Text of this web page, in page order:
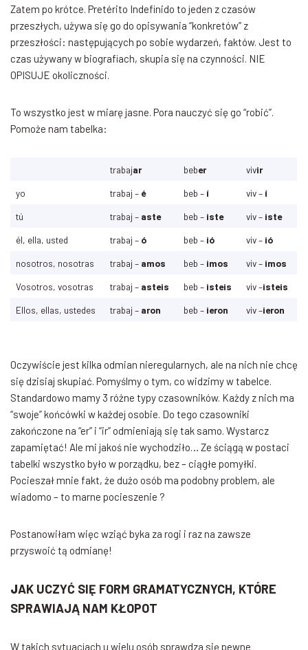
Zatem po krótce. Pretérito Indefinido to jeden z czasów
przeszłych, używa się go do opisywania “konkretów” z
przeszłości: następujących po sobie wydarzeń, faktów. Jest to
czas używany w biografiach, skupia się na czynności. NIE
OPISUJE okoliczności.
To wszystko jest w miarę jasne. Pora nauczyć się go “robić”.
Pomoże nam tabelka:
trabajar beber vivir
yo
trabaj – é beb – í viv – í
tú
trabaj – aste beb – iste viv – iste
él, ella, usted
trabaj – ó beb – ió viv – ió
nosotros, nosotras
trabaj – amos beb – imos viv – imos
Vosotros, vosotras
trabaj – asteis beb – isteis viv –isteis
Ellos, ellas, ustedes
trabaj –aron beb –ieron viv –ieron
Oczywiście jest kilka odmian nieregularnych, ale na nich nie chcę
się dzisiaj skupiać. Pomyślmy o tym, co widzimy w tabelce.
Standardowo mamy 3 różne typy czasowników. Każdy z nich ma
“swoje” końcówki w każdej osobie. Do tego czasowniki
zakończone na “er” i “ir” odmieniają się tak samo. Wystarcz
zapamiętać! Ale mi jakoś nie wychodziło… Ze ściągą w postaci
tabelki wszystko było w porządku, bez – ciągłe pomyłki.
Pocieszał mnie fakt, że dużo osób ma podobny problem, ale
wiadomo – to marne pocieszenie ?
Postanowiłam więc wziąć byka za rogi i raz na zawsze
przyswoić tą odmianę!
JAK UCZYĆ SIĘ FORM GRAMATYCZNYCH, KTÓRE
SPRAWIAJĄ NAM KŁOPOT
W takich sytuacjach u wielu osób sprawdza się pewne